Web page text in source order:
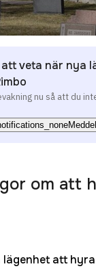
veta när nya
nu så att du
om att
att hyra